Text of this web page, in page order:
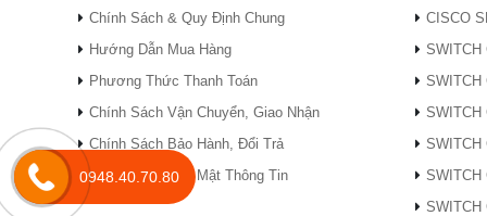
Tốc độ dữ liệu
–
Nhạy cảm
Sen
Năng lượng quang bão hòa
Đã
Burst gói phát hiện độ nhạy
–
Bảng 2. Thông số quang cho mô đun thu
Tham số
Chính Sách & Quy Định Chung
Hướng Dẫn Mua Hàng
Phương Thức Thanh Toán
Chính Sách Vận Chuyển, Giao Nhận
Chính Sách Bảo Hành, Đổi Trả
Chính Sách Bảo Mật Thông Tin
CISCO
SWITCH
SWITCH
SWITCH
SWITCH
SWITCH
SWITCH
0948.40.70.80